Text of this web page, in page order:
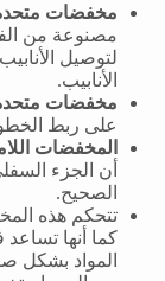
مخفضات متحدة
مصنوعة من
لتوصيل
الأنابيب.
مخفضات متحدة
على ربط
المخفضات
أن الجزء
الصحيح.
تتحكم هذه
كما أنها
المواد بشكل